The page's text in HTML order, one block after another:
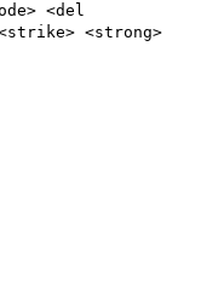
<del
<strong>